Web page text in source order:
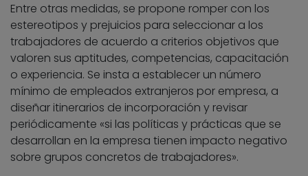
Entre otras medidas, se propone romper con los
estereotipos y prejuicios para seleccionar a los
trabajadores de acuerdo a criterios objetivos que
valoren sus aptitudes, competencias, capacitación
o experiencia. Se insta a establecer un número
mínimo de empleados extranjeros por empresa, a
diseñar itinerarios de incorporación y revisar
periódicamente «si las políticas y prácticas que se
desarrollan en la empresa tienen impacto negativo
sobre grupos concretos de trabajadores».